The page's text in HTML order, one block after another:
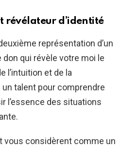
révélateur d’identité
représentation d’un
don qui révèle votre moi le
l’intuition et de la
talent pour comprendre
l’essence des situations
vous considèrent comme un